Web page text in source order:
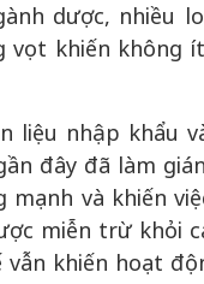
dược, nhiều
khiến không
liệu nhập khẩu
đây đã làm
và khiến
miễn trừ khỏi
khiến hoạt
mạo mới